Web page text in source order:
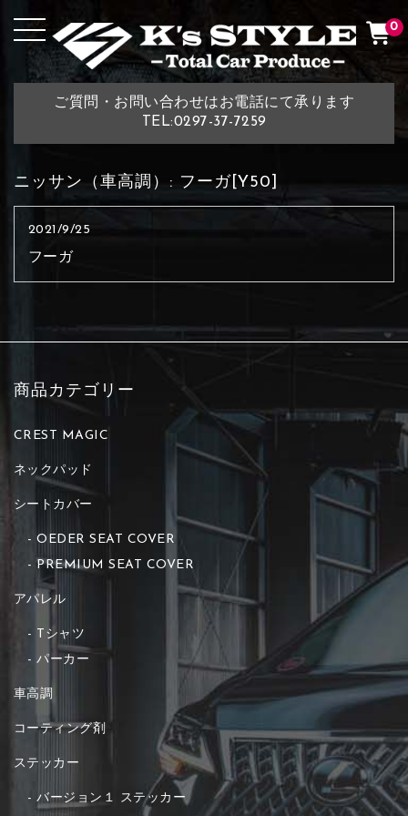
ご質問・お問い合わせはお電話にて承ります
TEL:0297-37-7259
0
ニッサン（車高調）: フーガ[Y50]
2021/9/25
フーガ
商品カテゴリー
CREST MAGIC
ネックパッド
シートカバー
OEDER SEAT COVER
PREMIUM SEAT COVER
アパレル
Tシャツ
パーカー
車高調
コーティング剤
ステッカー
バージョン１ ステッカー